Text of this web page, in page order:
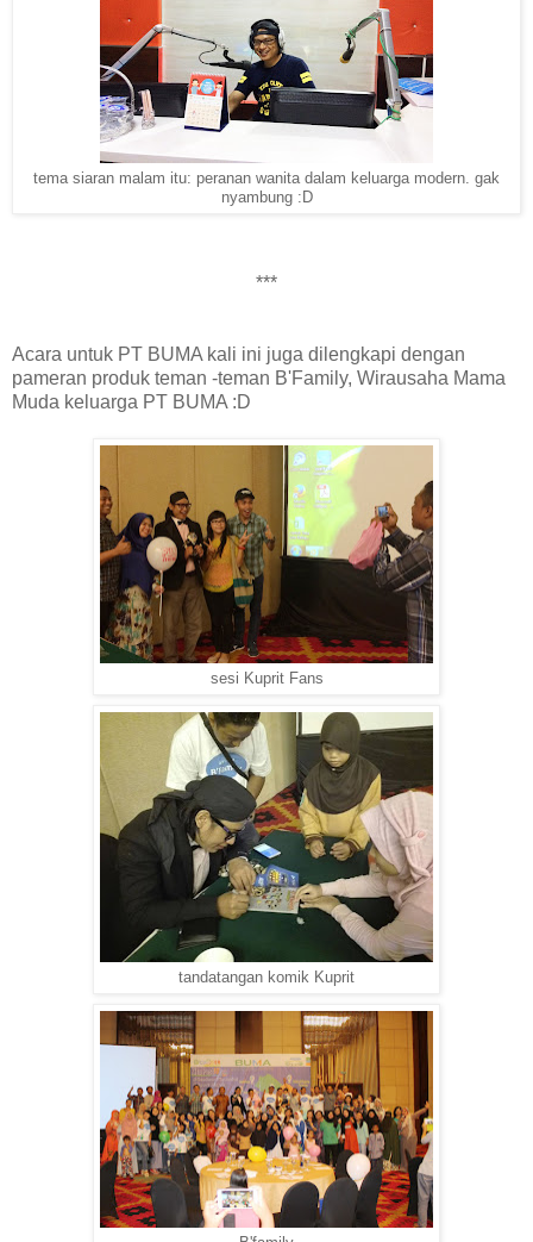
tema siaran malam itu: peranan wanita dalam keluarga modern. gak
nyambung :D
***
Acara untuk PT BUMA kali ini juga dilengkapi dengan
pameran produk teman -teman B'Family, Wirausaha Mama
Muda keluarga PT BUMA :D
sesi Kuprit Fans
tandatangan komik Kuprit